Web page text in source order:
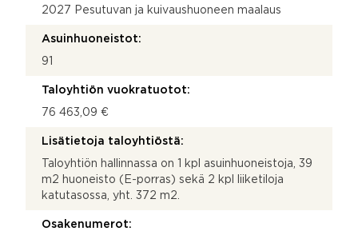
2027 Pesutuvan ja kuivaushuoneen maalaus
Asuinhuoneistot:
91
Taloyhtiön vuokratuotot:
76 463,09 €
Lisätietoja taloyhtiöstä:
Taloyhtiön hallinnassa on 1 kpl asuinhuoneistoja, 39
m2 huoneisto (E-porras) sekä 2 kpl liiketiloja
katutasossa, yht. 372 m2.
Osakenumerot: